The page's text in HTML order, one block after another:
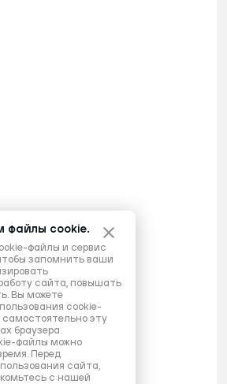
файлы cookie.
файлы и сервис
запомнить ваши
сайта, повышать
Вы можете
cookie-
самостоятельно эту
браузера.
файлы можно
Перед
сайта,
с нашей